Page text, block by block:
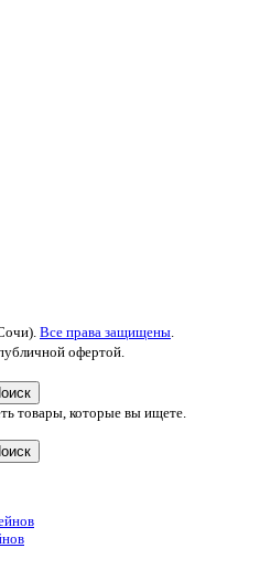
Все права защищены
офертой.
товары, которые вы ищете.